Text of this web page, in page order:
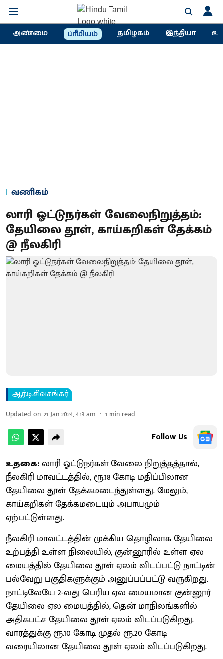
அண்மை ப்ரீமியம் தமிழகம் இந்தியா
வணிகம்
லாரி ஓட்டுநர்கள் வேலைநிறுத்தம்:
தேயிலை தூள், காய்கறிகள் தேக்கம்
@ நீலகிரி
ஆர்.டி.சிவசங்கர்
Updated on:21 Jan 2024, 4:13 am 1 min read
Follow Us
உதகை:லாரி ஓட்டுநர்கள் வேலை நிறுத்தத்தால்,
நீலகிரி மாவட்டத்தில், ரூ.18 கோடி மதிப்பிலான
தேயிலை தூள் தேக்கமடைந்துள்ளது. மேலும்,
காய்கறிகள் தேக்கமடையும் அபாயமும்
ஏற்பட்டுள்ளது.
நீலகிரி மாவட்டத்தின் முக்கிய தொழிலாக தேயிலை
உற்பத்தி உள்ள நிலையில், குன்னூரில் உள்ள ஏல
மையத்தில் தேயிலை தூள் ஏலம் விடப்பட்டு நாட்டின்
பல்வேறு பகுதிகளுக்கும் அனுப்பப்பட்டு வருகிறது.
நாட்டிலேயே 2-வது பெரிய ஏல மையமான குன்னூர்
தேயிலை ஏல மையத்தில், தென் மாநிலங்களில்
அதிகபட்ச தேயிலை தூள் ஏலம் விடப்படுகிறது.
வாரத்துக்கு ரூ.10 கோடி முதல் ரூ.20 கோடி
வரையிலான தேயிலை தூள் ஏலம் விடப்படுகிறது.